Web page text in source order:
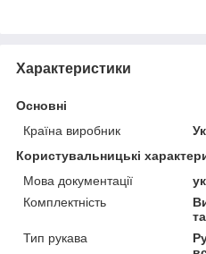
Характеристики
Основні
Країна виробник
Користувальницькі
Мова документації
Комплектність
Тип рукава